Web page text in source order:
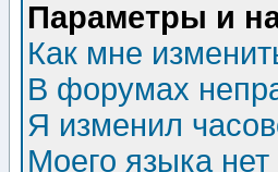
Параметры и
Как мне
В форумах
Я изменил
Моего языка нет